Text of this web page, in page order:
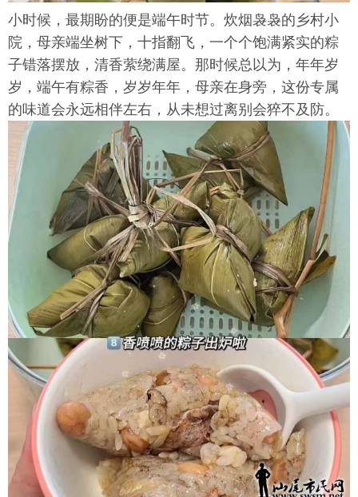
小时候，最期盼的便是端午时节。炊烟袅袅的乡村小
院，母亲端坐树下，十指翻飞，一个个饱满紧实的粽
子错落摆放，清香萦绕满屋。那时候总以为，年年岁
岁，端午有粽香，岁岁年年，母亲在身旁，这份专属
的味道会永远相伴左右，从未想过离别会猝不及防。